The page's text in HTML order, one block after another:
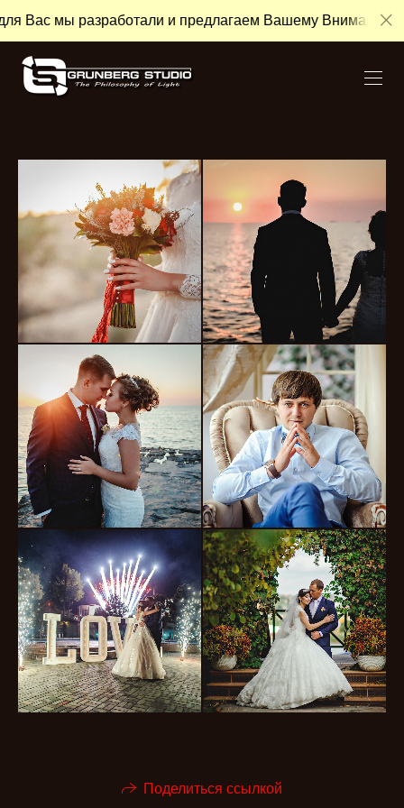
Вас мы разработали и предлагаем Вашему Вниманию
Поделиться ссылкой